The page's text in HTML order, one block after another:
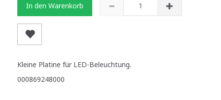
In den Warenkorb
Kleine Platine für LED-Beleuchtung.
000869248000